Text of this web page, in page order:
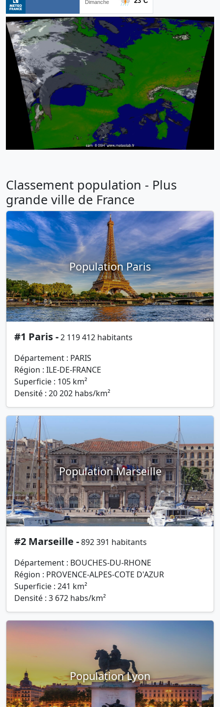
Classement population - Plus
grande ville de France
Population Paris
#1 Paris -2 119 412 habitants
Département : PARIS
Région : ILE-DE-FRANCE
Superficie : 105 km²
Densité : 20 202 habs/km²
Population Marseille
#2 Marseille -892 391 habitants
Département : BOUCHES-DU-RHONE
Région : PROVENCE-ALPES-COTE D'AZUR
Superficie : 241 km²
Densité : 3 672 habs/km²
Population Lyon